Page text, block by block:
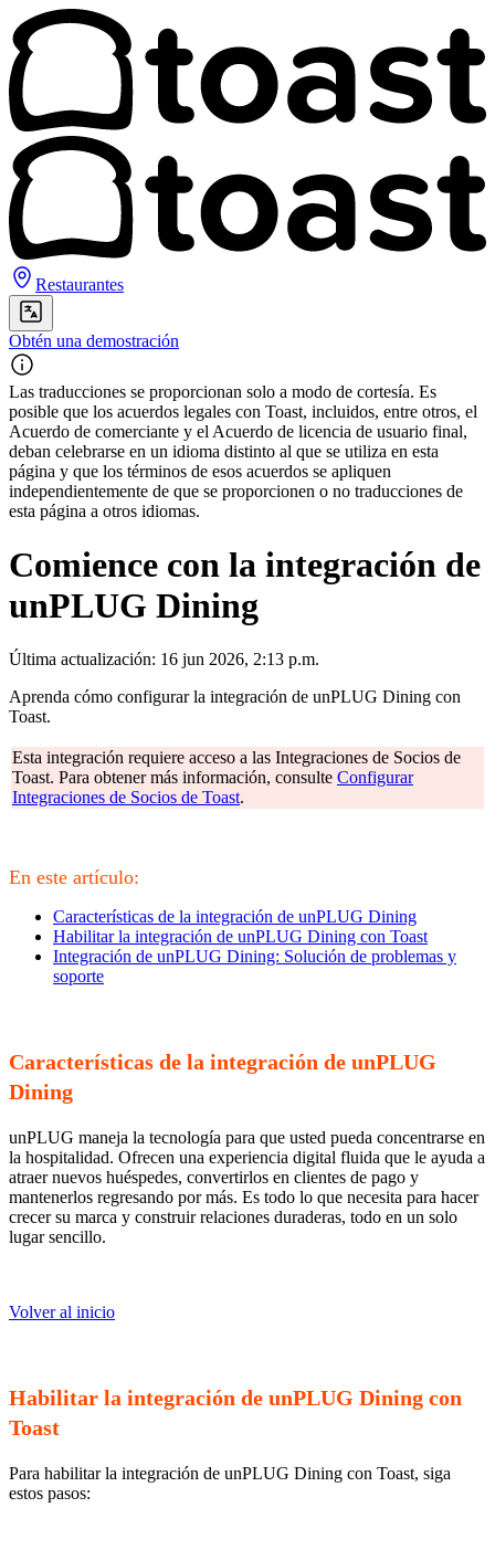
Restaurantes
Obtén una demostración
Las traducciones se proporcionan solo a modo de cortesía. Es
posible que los acuerdos legales con Toast, incluidos, entre otros, el
Acuerdo de comerciante y el Acuerdo de licencia de usuario final,
deban celebrarse en un idioma distinto al que se utiliza en esta
página y que los términos de esos acuerdos se apliquen
independientemente de que se proporcionen o no traducciones de
esta página a otros idiomas.
Comience con la integración de
unPLUG Dining
Última actualización: 16 jun 2026, 2:13 p.m.
Aprenda cómo configurar la integración de unPLUG Dining con
Toast.
Esta integración requiere acceso a las Integraciones de Socios de
Toast. Para obtener más información, consulte Configurar
Integraciones de Socios de Toast.
En este artículo:
Características de la integración de unPLUG Dining
Habilitar la integración de unPLUG Dining con Toast
Integración de unPLUG Dining: Solución de problemas y
soporte
Características de la integración de unPLUG
Dining
unPLUG maneja la tecnología para que usted pueda concentrarse en
la hospitalidad. Ofrecen una experiencia digital fluida que le ayuda a
atraer nuevos huéspedes, convertirlos en clientes de pago y
mantenerlos regresando por más. Es todo lo que necesita para hacer
crecer su marca y construir relaciones duraderas, todo en un solo
lugar sencillo.
Volver al inicio
Habilitar la integración de unPLUG Dining con
Toast
Para habilitar la integración de unPLUG Dining con Toast, siga
estos pasos: